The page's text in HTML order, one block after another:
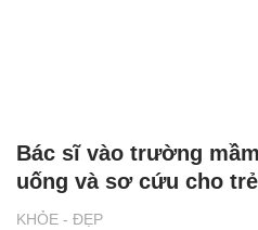
KHỎE - ĐẸP
Bác sĩ vào trường
uống và sơ cứu cho trẻ